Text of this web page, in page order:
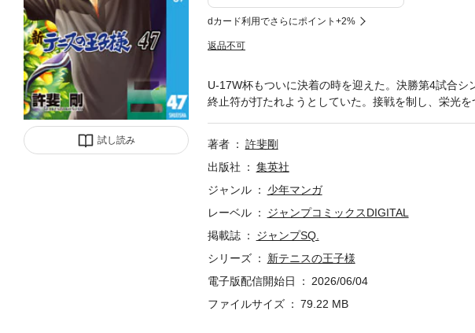
試し読み
dカード利用でさらにポイント+2%
返品不可
U-17W杯もついに決着の時を迎えた。決勝第4試合
終止符が打たれようとしていた。接戦を制し、栄光
著者
許斐剛
出版社
集英社
ジャンル
少年マンガ
レーベル
ジャンプコミックスDIGITAL
掲載誌
ジャンプSQ.
シリーズ
新テニスの王子様
電子版配信開始日
2026/06/04
ファイルサイズ
79.22 MB